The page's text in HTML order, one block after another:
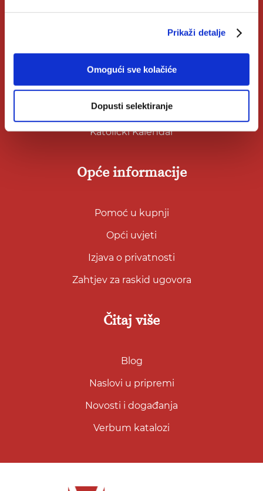
Prikaži detalje
Omogući sve kolačiće
Dopusti selektiranje
Autori
Biblioteke
Izdanja Verbum
Katolički Kalendar
Opće informacije
Pomoć u kupnji
Opći uvjeti
Izjava o privatnosti
Zahtjev za raskid ugovora
Čitaj više
Blog
Naslovi u pripremi
Novosti i događanja
Verbum katalozi